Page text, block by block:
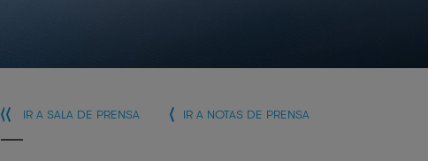
IR A SALA DE PRENSA IR A NOTAS DE PRENSA